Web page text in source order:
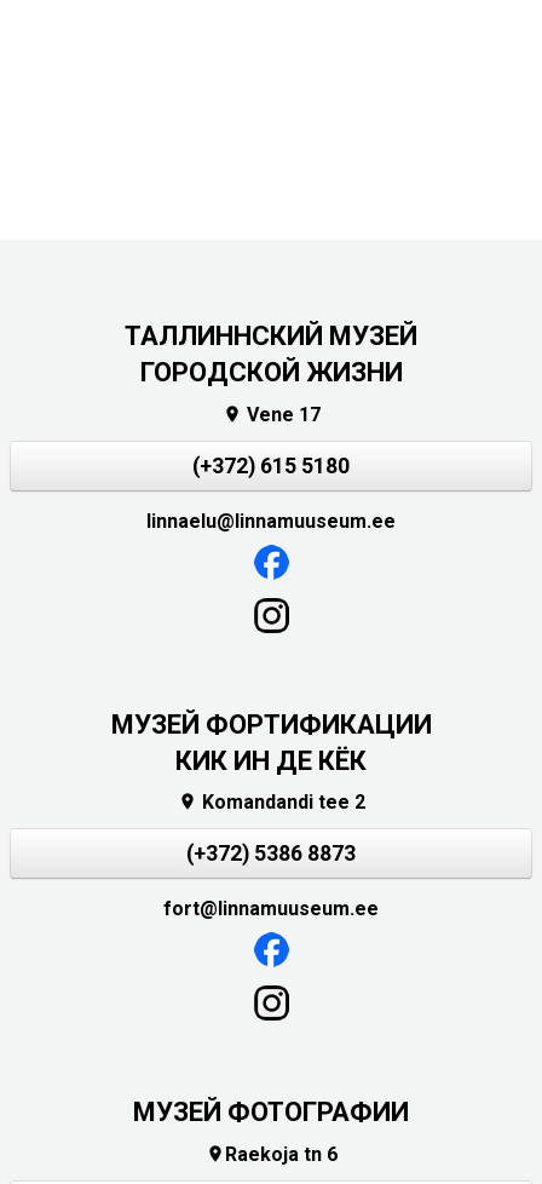
ТАЛЛИННСКИЙ МУЗЕЙ
ГОРОДСКОЙ ЖИЗНИ
 Vene 17
(+372) 615 5180
linnaelu@linnamuuseum.ee
МУЗЕЙ ФОРТИФИКАЦИИ
КИК ИН ДЕ КЁК
 Komandandi tee 2
(+372) 5386 8873
fort@linnamuuseum.ee
МУЗЕЙ ФОТОГРАФИИ
 Raekoja tn 6